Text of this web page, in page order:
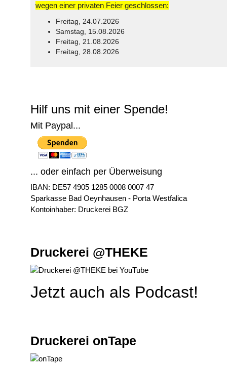
wegen einer privaten Feier geschlossen:
Freitag, 24.07.2026
Samstag, 15.08.2026
Freitag, 21.08.2026
Freitag, 28.08.2026
Hilf uns mit einer Spende!
Mit Paypal...
... oder einfach per Überweisung
IBAN: DE57 4905 1285 0008 0007 47
Sparkasse Bad Oeynhausen - Porta Westfalica
Kontoinhaber: Druckerei BGZ
Druckerei @THEKE
Jetzt auch als Podcast!
Druckerei onTape